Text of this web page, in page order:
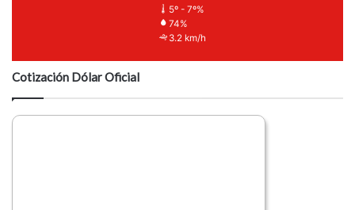
5º - 7º%
74%
3.2 km/h
Cotización Dólar Oficial